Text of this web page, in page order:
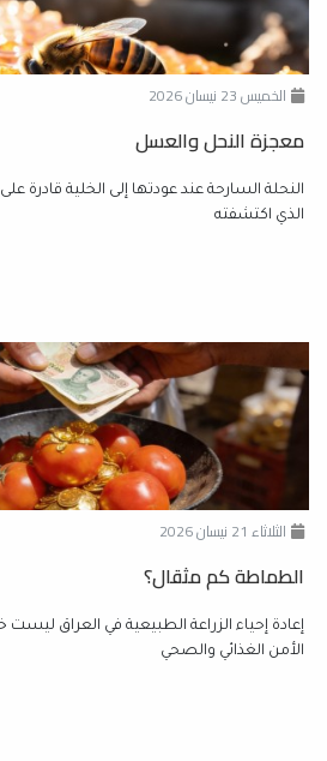
الخميس 23 نيسان 2026
معجزة النحل والعسل
النحلة السارحة عند عودتها إلى الخلية قادرة
الذي اكتشفته
الثلاثاء 21 نيسان 2026
الطماطة كم مثقال؟
إعادة إحياء الزراعة الطبيعية في العراق ليست
الأمن الغذائي والصحي